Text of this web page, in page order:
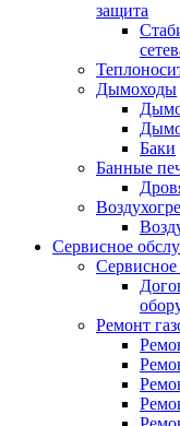
защита
Дымоходы
Баки
Банные
Сервисное
Сервисное
Ремонт